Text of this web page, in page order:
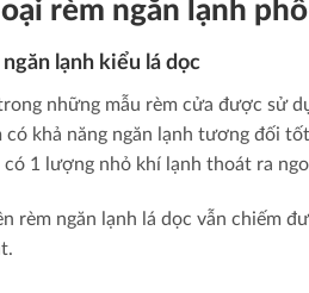
rèm ngăn lạnh
ngăn lạnh kiểu lá dọc
những mẫu rèm cửa được sử
có khả năng ngăn lạnh tương đối
có 1 lượng nhỏ khí lạnh thoát ra
rèm ngăn lạnh lá dọc vẫn chiếm